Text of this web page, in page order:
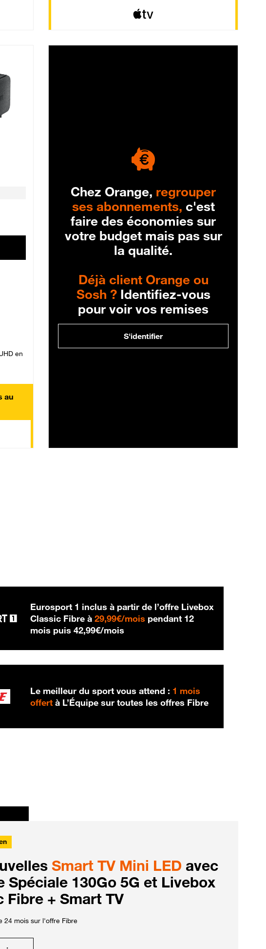
en
au
Chez Orange, regrouper
ses abonnements, c'est
faire des économies sur
votre budget mais pas sur
la qualité.
Déjà client Orange ou
Sosh ?Identifiez-vous
pour voir vos remises
S'identifier
Eurosport 1 inclus à partir de l’offre Livebox
Classic Fibre à29,99€/mois 29,99 € par mois
pendant 12
mois puis42,99€/mois
Le meilleur du sport vous attend : 1 mois
offert à L’Équipe sur toutes les offres Fibre
Smart TV Mini LED avec
Spéciale 130Go 5G et Livebox
Fibre + Smart TV
24 mois sur l'offre Fibre